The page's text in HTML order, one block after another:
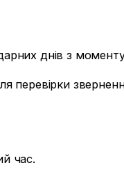
днів з
перевірки
час.